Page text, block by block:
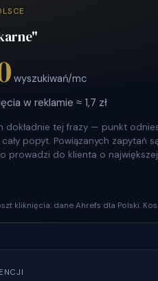
wyszukiwań/mc
w reklamie ≈ 1,7 zł
dokładnie tej frazy — punkt
popyt. Powiązanych zapytań
prowadzi do klienta o
kliknięcia: dane Ahrefs dla Polski.